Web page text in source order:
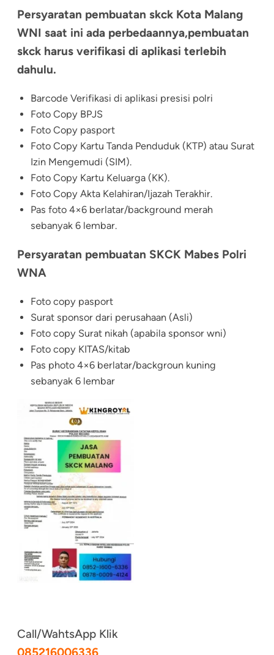
Persyaratan pembuatan skck Kota Malang
WNI saat ini ada perbedaannya,pembuatan
skck harus verifikasi di aplikasi terlebih
dahulu.
Barcode Verifikasi di aplikasi presisi polri
Foto Copy BPJS
Foto Copy pasport
Foto Copy Kartu Tanda Penduduk (KTP) atau Surat
Izin Mengemudi (SIM).
Foto Copy Kartu Keluarga (KK).
Foto Copy Akta Kelahiran/Ijazah Terakhir.
Pas foto 4×6 berlatar/background merah
sebanyak 6 lembar.
Persyaratan pembuatan SKCK Mabes Polri
WNA
Foto copy pasport
Surat sponsor dari perusahaan (Asli)
Foto copy Surat nikah (apabila sponsor wni)
Foto copy KITAS/kitab
Pas photo 4×6 berlatar/backgroun kuning
sebanyak 6 lembar
Call/WahtsApp Klik